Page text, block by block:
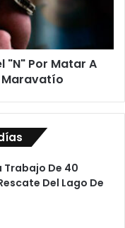
"N" Por Matar A
Maravatío
Trabajo De 40
Del Lago De